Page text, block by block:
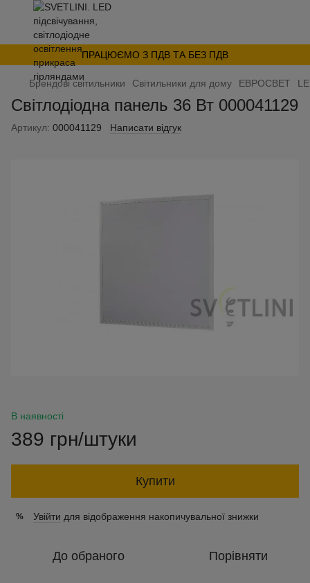
ПРАЦЮЄМО З ПДВ ТА БЕЗ ПДВ
Брендові світильники Світильники для дому ЕВРОСВЕТ
Світлодіодна панель 36 Вт 000041129
Артикул: 000041129 Написати відгук
В наявності
389 грн/штуки
Купити
% Увійти для відображення накопичувальної знижки
До обраного Порівняти